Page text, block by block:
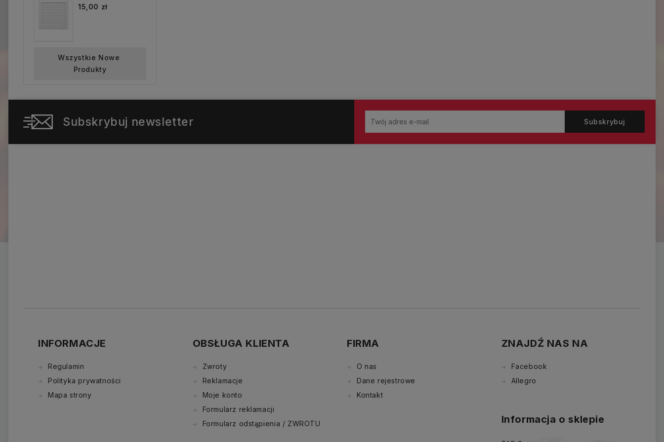
15,00 zł
Wszystkie Nowe
Produkty
Subskrybuj newsletter
INFORMACJE
Regulamin
Polityka prywatności
Mapa strony
OBSŁUGA KLIENTA
Zwroty
Reklamacje
Moje konto
Formularz reklamacji
Formularz odstąpienia / ZWROTU
FIRMA
O nas
Dane rejestrowe
Kontakt
ZNAJDŹ NAS NA
Facebook
Allegro
Informacja o sklepie